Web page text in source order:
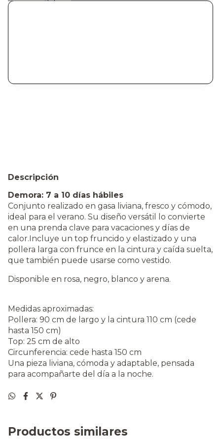
Descripción
Demora: 7 a 10 días hábiles
Conjunto realizado en gasa liviana, fresco y cómodo,
ideal para el verano. Su diseño versátil lo convierte
en una prenda clave para vacaciones y días de
calor.Incluye un top fruncido y elastizado y una
pollera larga con frunce en la cintura y caída suelta,
que también puede usarse como vestido.
Disponible en rosa, negro, blanco y arena.
Medidas aproximadas:
Pollera: 90 cm de largo y la cintura 110 cm (cede
hasta 150 cm)
Top: 25 cm de alto
Circunferencia: cede hasta 150 cm
Una pieza liviana, cómoda y adaptable, pensada
para acompañarte del día a la noche.
Productos similares